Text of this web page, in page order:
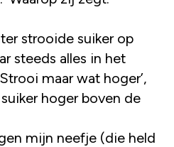
strooide suiker op
steeds alles in het
maar wat hoger’,
hoger boven de
mijn neefje (die held